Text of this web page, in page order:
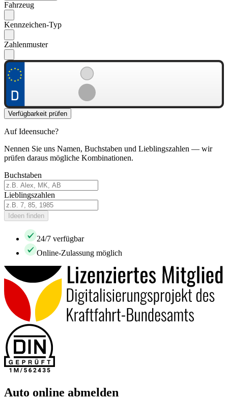
Fahrzeug
Kennzeichen-Typ
Zahlenmuster
Verfügbarkeit prüfen
Auf Ideensuche?
Nennen Sie uns Namen, Buchstaben und Lieblingszahlen — wir
prüfen daraus mögliche Kombinationen.
Buchstaben
Lieblingszahlen
Ideen finden
24/7 verfügbar
Online-Zulassung möglich
Auto online abmelden